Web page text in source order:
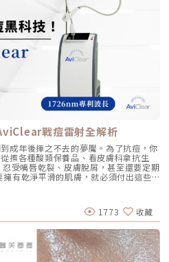
美學，讓我們為妳量身定制專屬的逆齡
網」
充容易造成過度膨脹的人工感，而是像
膚底層架構。哪些人適合做璞菲洛？
常適合希望改善整體膚況、延緩老化的
症狀者： 臉部、頸部或手部出現細
缺乏緊實感的人。 膚質困擾者： 肌膚
糙，希望透過深層保濕來全面提升膚況
觀有大幅度改變，只想透過自然、漸進
色。 對其他療程敏感者： 曾對雷射、
找一種低風險、低修復期的保養方式。
善。璞菲洛療程建議與效果說明璞菲洛
次治療間隔約30天，第三次則可延長至
據患者肌膚老化程度，評估是否安排加
者在首次治療後約2至4週，能感受到肌
結束後，肌膚彈性、細緻度與毛孔緊實
因人而異，與個人膚質及保養習慣相
師會提供客製化療程方案，確保治療成
需定期補打？雖然Profhilo在第一年完
的新生，但其成分會在體內逐漸代謝，
，Profhilo所啟動的生物刺激作用能持
膚的保濕度與細胞活化功能會逐漸降
態。加上年齡增長與環境壓力，皮膚細
行一次補打，持續激活肌膚，維持年輕
研究顯示，接受兩次Profhilo注射（間
霧中航行，風險與不穩定性自然較高。
Prime 美國音波二代搭載了升
施打的每一條能量時，我都能透過 2X 高
級。這意味著： 避開神經與骨頭：大
副作用。 精準鎖定 SMAS 筋膜層：確
廓的關鍵地基上。 即時監控探頭貼合
。二、 三種鬆弛型態：妳需要的是
診間會直接說：「我要打音波。」但我
，因為「鬆弛」其實分為不同層次。如
。我將臉部老化歸納為三種主要型態，
鬆弛型（結構下垂）這是最適合美國音
層失去張力，需要透過美音二代深達
提」。2.2 表皮鬆弛型（膚質鬆軟）
、布滿細紋，這通常是真皮層膠原蛋白
或「鳳凰電波」為主，強化表層的「緊
3.0mm 的探頭進行分層治療，效果會
）有些人老化表現是法令紋上方擠出一
族群除了筋膜拉提，還需要美音二代對
，收緊鬆贅組織，恢復線條的俐落感。
樣嗎？「醫師，聽說美國音波非常
的陰影。的確，第一代美國音波因其能
敏感的客人來說確實是一大挑戰。但
年能被醫美圈推崇，關鍵就在於它
術的優化美音二代優化了能量輸出的波
。在臨床操作中，我發現客人的耐受度
戰痘雷射全解析
成年後揮之不去的夢魘。為了抗痘，你
擦各種酸類保養品、看皮膚科拿抗生
受嘴唇乾裂、皮膚脫屑，甚至還要定期
有乾淨平滑的肌膚，就必須付出這些
抗痘治療終於迎來了劃時代的突破。
對「皮脂腺」進行治療的 AviClear 戰
藥物、無嚴重副作用，透過專利
過度活躍的皮脂腺。 這篇文章將帶你
用原理、與傳統治療的差異、療程細
這項抗痘黑科技是否適合自己。為什麼
皮脂腺」在認識 AviClear 戰痘雷射之
竟是怎麼形成。青春痘的生成機制主要
1773 收藏